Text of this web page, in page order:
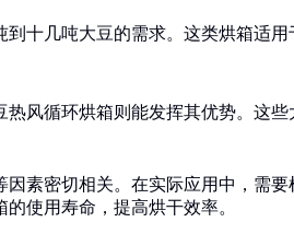
十几吨大豆的需求。这类烘箱适
风循环烘箱则能发挥其优势。这
素密切相关。在实际应用中，需
使用寿命，提高烘干效率。